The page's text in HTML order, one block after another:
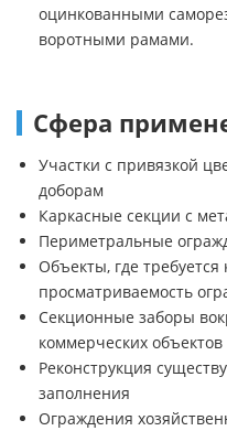
оцинкованными
воротными рамами.
Сфера
Участки с привязкой
доборам
Каркасные секции с
Периметральные
Объекты, где
просматриваемость
Секционные заборы
коммерческих объектов
Реконструкция
заполнения
Ограждения